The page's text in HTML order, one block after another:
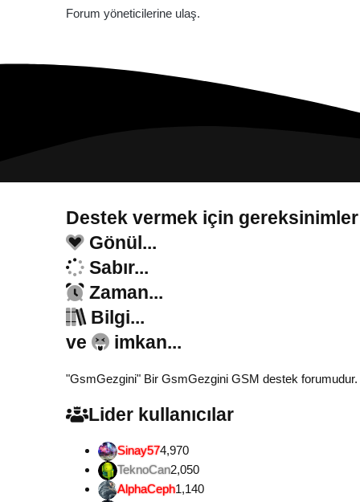
Forum yöneticilerine ulaş.
Destek vermek için
Gönül...
Sabır...
Zaman...
Bilgi...
ve
imkan...
"GsmGezgini" Bir GsmGezgini GSM destek
Lider kullanıcılar
Sinay574,970
TeknoCan2,050
AlphaCeph1,140